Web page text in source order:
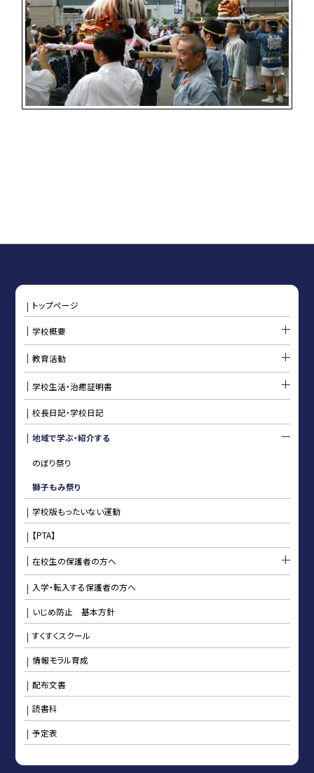
トップページ
学校概要
教育活動
学校生活・治癒証明書
校長日記・学校日記
地域で学ぶ・紹介する
のぼり祭り
獅子もみ祭り
学校版もったいない運動
【PTA】
在校生の保護者の方へ
入学・転入する保護者の方へ
いじめ防止 基本方針
すくすくスクール
情報モラル育成
配布文書
読書科
予定表